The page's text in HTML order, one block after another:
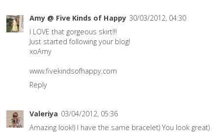
Amy @ Five Kinds of Happy 30/03/2012, 04:30
I LOVE that gorgeous skirt!!!
Just started following your blog!
xoAmy
www.fivekindsofhappy.com
Reply
Valeriya 03/04/2012, 05:36
Amazing look!) I have the same bracelet) You look great)